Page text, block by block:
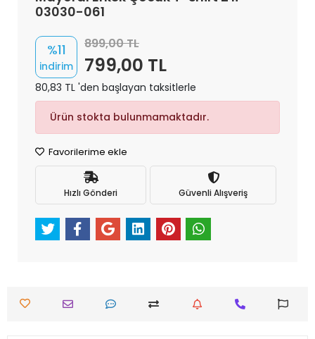
03030-061
%11
indirim
899,00 TL
799,00 TL
80,83 TL 'den başlayan taksitlerle
Ürün stokta bulunmamaktadır.
Favorilerime ekle
Hızlı Gönderi Güvenli Alışveriş